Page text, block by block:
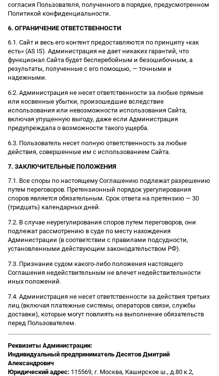
согласия Пользователя, полученного в порядке, предусмотренном
Политикой конфиденциальности.
6. ОГРАНИЧЕНИЕ ОТВЕТСТВЕННОСТИ
6.1. Сайт и весь его контент предоставляются по принципу «как
есть» (AS IS). Администрация не дает никаких гарантий, что
функционал Сайта будет бесперебойным и безошибочным, а
результаты, полученные с его помощью, — точными и
надежными.
6.2. Администрация не несет ответственности за любые прямые
или косвенные убытки, произошедшие вследствие
использования или невозможности использования Сайта,
включая упущенную выгоду, даже если Администрация
предупреждала о возможности такого ущерба.
6.3. Пользователь несет полную ответственность за любые
действия, совершенные им с использованием Сайта.
7. ЗАКЛЮЧИТЕЛЬНЫЕ ПОЛОЖЕНИЯ
7.1. Все споры по настоящему Соглашению подлежат разрешению
путем переговоров. Претензионный порядок урегулирования
споров является обязательным. Срок ответа на претензию — 30
(тридцать) календарных дней.
7.2. В случае неурегулирования споров путем переговоров, они
подлежат рассмотрению в суде по месту нахождения
Администрации (в соответствии с правилами подсудности,
установленными действующим законодательством РФ).
7.3. Признание судом какого-либо положения настоящего
Соглашения недействительным не влечет недействительности
иных положений.
7.4. Администрация не несет ответственности за действия третьих
лиц (включая платежные системы, операторов связи, службы
доставки), которые могут повлиять на выполнение обязательств
перед Пользователем.
Реквизиты Администрации:
Индивидуальный предприниматель Десятов Дмитрий
Александрович
Юридический адрес: 115569, г. Москва, Каширское ш., д.80 к.2,